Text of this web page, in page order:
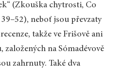
(Zkouška chytrosti, Co
neboť jsou převzaty
takže ve Frišově ani
založených na Sómadévově
zahrnuty. Také dva